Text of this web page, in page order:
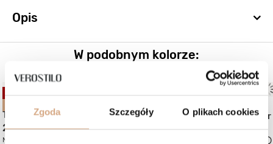
Zgoda Szczegóły O plikach cookies
Opis
W podobnym kolorze:
Torebka listonoszka damska
299 zł
Najniższa cena:
(1)
Duża torebka shopper